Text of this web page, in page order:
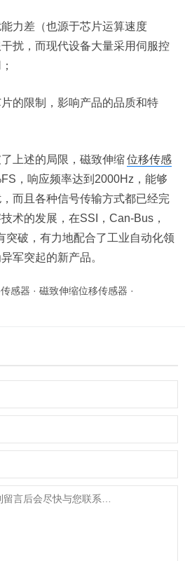
差（也源于芯片运算速度
扰，而现代设备大量采用伺服控
限制，影响产品的品质和特
述的局限，磁致伸缩位移传感
，响应频率达到2000Hz，能够
而且各种信号传输方式都已经完
术的发展，在SSI，Can-Bus，
突破，有力地配合了工业自动化领
军突起的新产品。
感器 · 磁致伸缩位移传感器 ·